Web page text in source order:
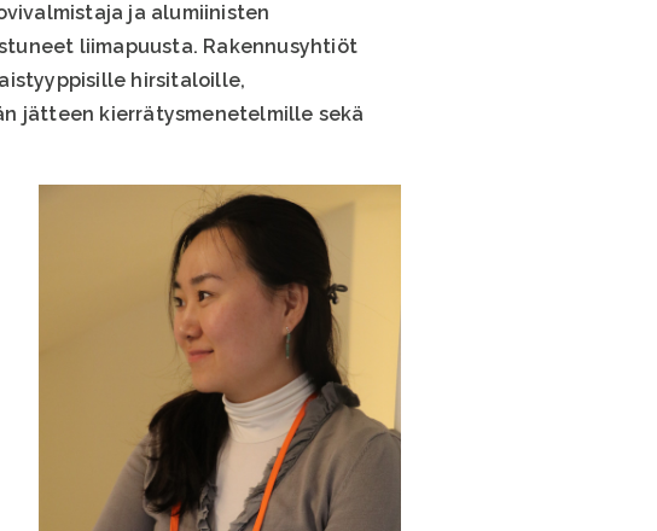
ja alumiinisten
liimapuusta. Rakennusyhtiöt
hirsitaloille,
jätteen kierrätysmenetelmille sekä